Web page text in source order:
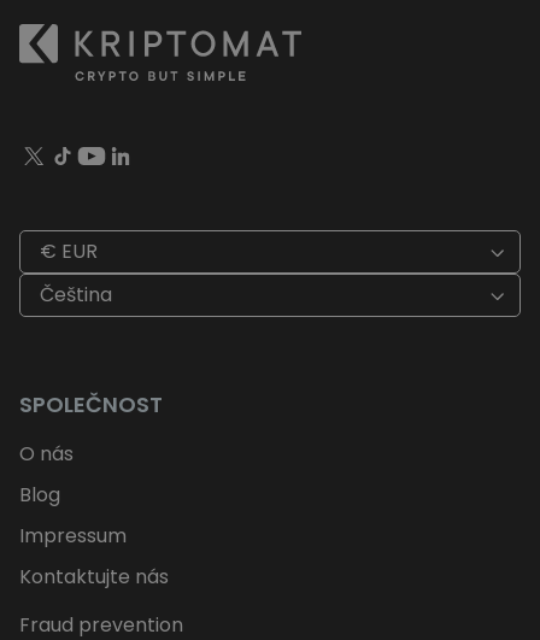
€ EUR
Čeština
SPOLEČNOST
O nás
Blog
Impressum
Kontaktujte nás
Fraud prevention